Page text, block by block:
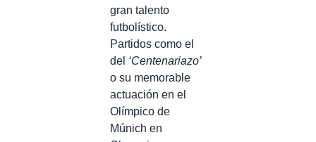
gran talento
futbolístico.
Partidos como el
del ‘Centenariazo’
o su memorable
actuación en el
Olímpico de
Múnich en